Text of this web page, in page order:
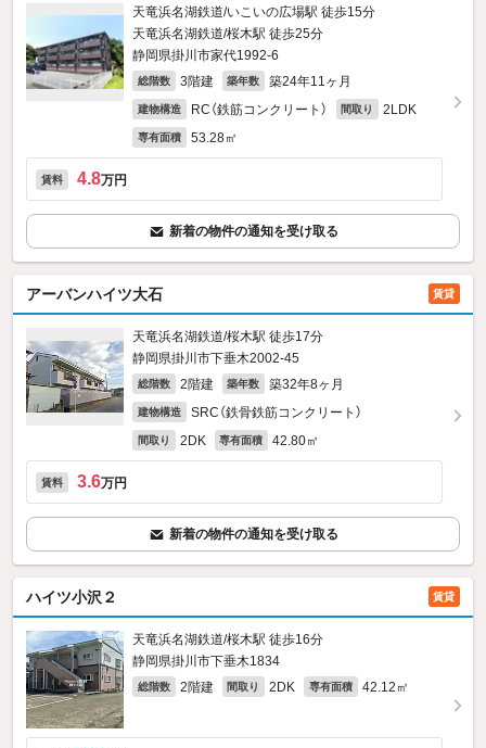
天竜浜名湖鉄道/いこいの広場駅 徒歩15分
天竜浜名湖鉄道/桜木駅 徒歩25分
静岡県掛川市家代1992‐6
総階数 3階建 築年数 築24年11ヶ月
建物構造 RC（鉄筋コンクリート） 間取り 2LDK
専有面積 53.28㎡
賃料 4.8万円
新着の物件の通知を受け取る
アーバンハイツ大石 賃貸
天竜浜名湖鉄道/桜木駅 徒歩17分
静岡県掛川市下垂木2002‐45
総階数 2階建 築年数 築32年8ヶ月
建物構造 SRC（鉄骨鉄筋コンクリート）
間取り 2DK 専有面積 42.80㎡
賃料 3.6万円
新着の物件の通知を受け取る
ハイツ小沢２ 賃貸
天竜浜名湖鉄道/桜木駅 徒歩16分
静岡県掛川市下垂木1834
総階数 2階建 間取り 2DK 専有面積 42.12㎡